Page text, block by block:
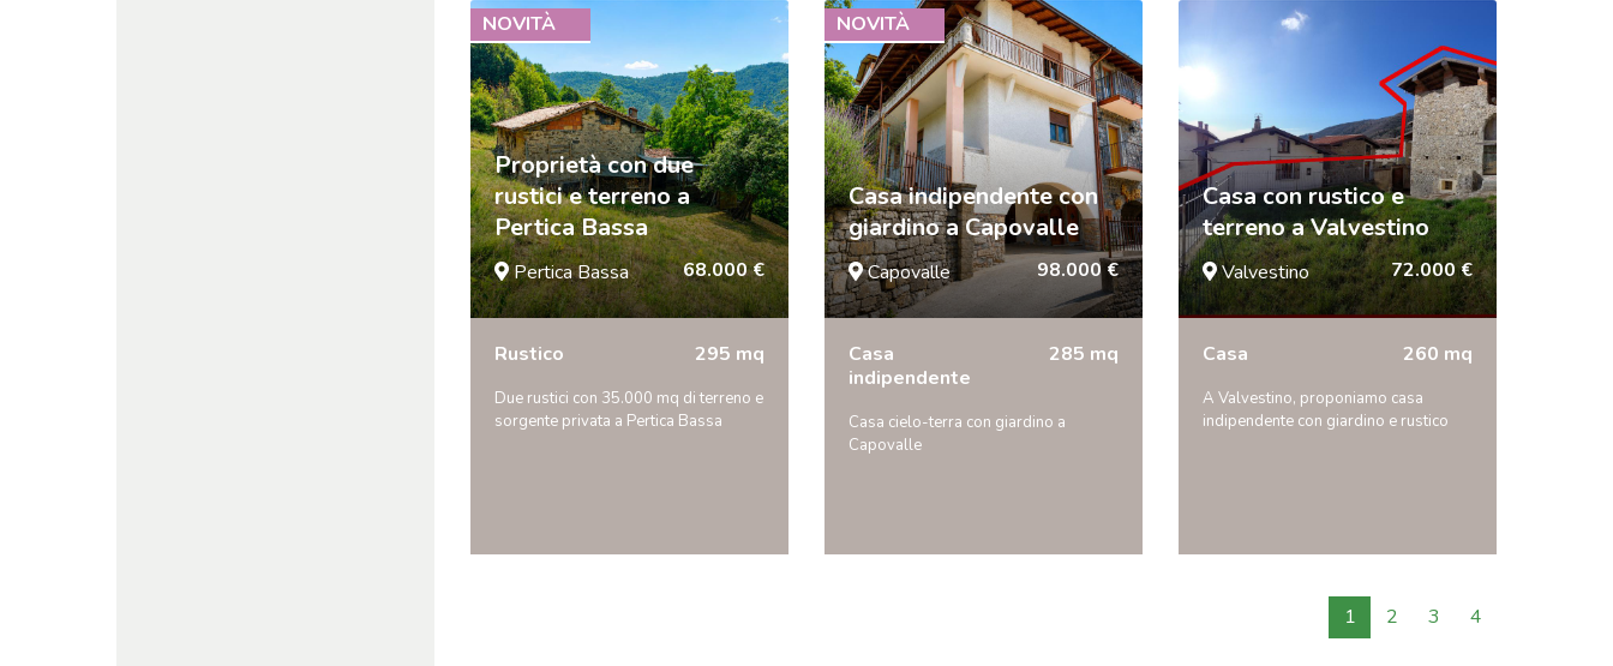
NOVITÀ
Proprietà con due
rustici e terreno a
Pertica Bassa
Pertica Bassa 68.000 €
Rustico 295 mq
Due rustici con 35.000 mq di terreno e
sorgente privata a Pertica Bassa
NOVITÀ
Casa indipendente con
giardino a Capovalle
Capovalle 98.000 €
Casa
indipendente
285 mq
Casa cielo-terra con giardino a
Capovalle
Casa con rustico e
terreno a Valvestino
Valvestino 72.000 €
Casa 260 mq
A Valvestino, proponiamo casa
indipendente con giardino e rustico
1 2 3 4